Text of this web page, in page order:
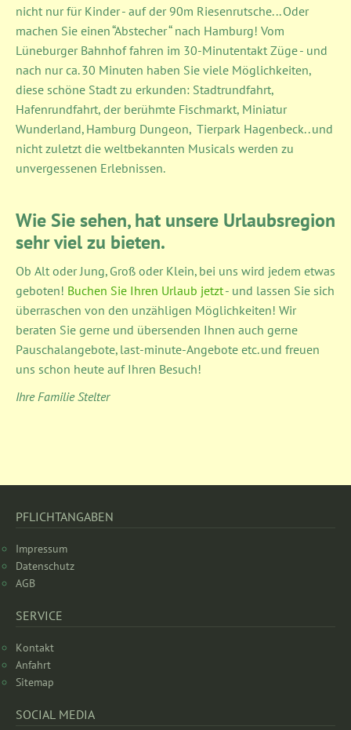
nicht nur für Kinder - auf der 90m Riesenrutsche... Oder
machen Sie einen “Abstecher “ nach Hamburg! Vom
Lüneburger Bahnhof fahren im 30-Minutentakt Züge - und
nach nur ca. 30 Minuten haben Sie viele Möglichkeiten,
diese schöne Stadt zu erkunden: Stadtrundfahrt,
Hafenrundfahrt, der berühmte Fischmarkt, Miniatur
Wunderland, Hamburg Dungeon, Tierpark Hagenbeck.. und
nicht zuletzt die weltbekannten Musicals werden zu
unvergessenen Erlebnissen.
Wie Sie sehen, hat unsere Urlaubsregion
sehr viel zu bieten.
Ob Alt oder Jung, Groß oder Klein, bei uns wird jedem etwas
geboten! Buchen Sie Ihren Urlaub jetzt- und lassen Sie sich
überraschen von den unzähligen Möglichkeiten! Wir
beraten Sie gerne und übersenden Ihnen auch gerne
Pauschalangebote, last-minute-Angebote etc. und freuen
uns schon heute auf Ihren Besuch!
Ihre Familie Stelter
PFLICHTANGABEN
Impressum
Datenschutz
AGB
SERVICE
Kontakt
Anfahrt
Sitemap
SOCIAL MEDIA